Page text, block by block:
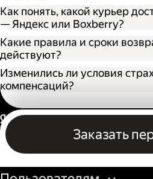
Как понять, какой курьер
— Яндекс или Boxberry?
Какие правила и сроки
действуют?
Изменились ли условия
компенсаций?
Заказать
Бизнесу